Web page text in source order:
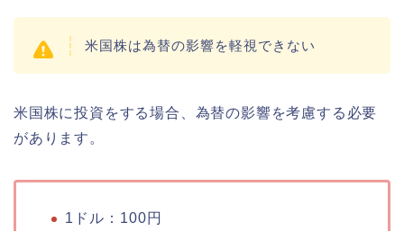
米国株は為替の影響を軽視できない
米国株に投資をする場合、為替の影響を考慮する必要
があります。
1ドル：100円